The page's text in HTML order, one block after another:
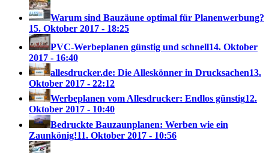
Warum sind Bauzäune optimal für Planenwerbung?
15. Oktober 2017 - 18:25
PVC-Werbeplanen günstig und schnell14. Oktober
2017 - 16:40
allesdrucker.de: Die Alleskönner in Drucksachen13.
Oktober 2017 - 22:12
Werbeplanen vom Allesdrucker: Endlos günstig12.
Oktober 2017 - 10:40
Bedruckte Bauzaunplanen: Werben wie ein
Zaunkönig!11. Oktober 2017 - 10:56